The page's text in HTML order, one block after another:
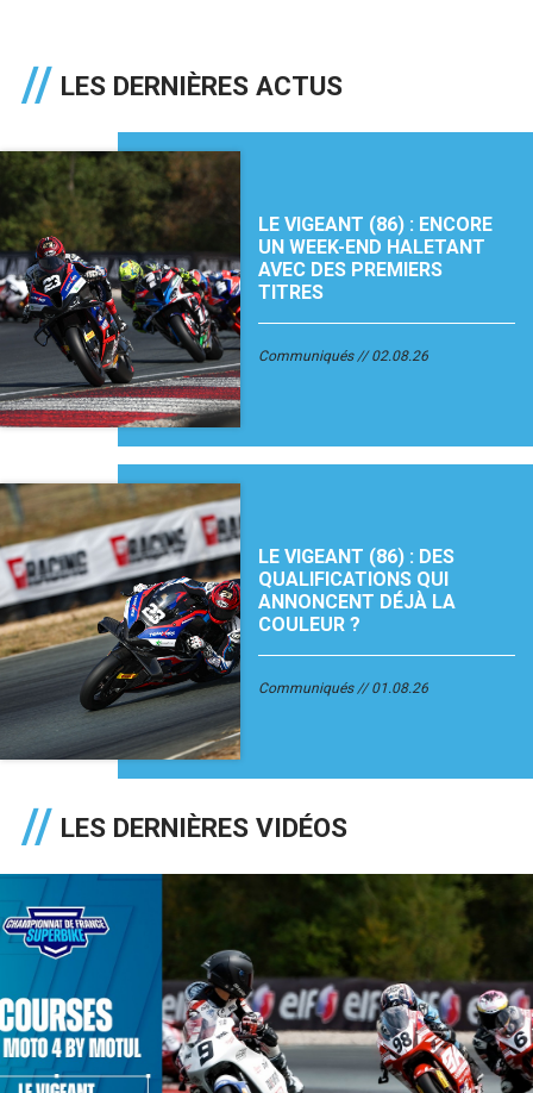
LES DERNIÈRES ACTUS
LE VIGEANT (86) : ENCORE
UN WEEK-END HALETANT
AVEC DES PREMIERS
TITRES
Communiqués 02.08.26
LE VIGEANT (86) : DES
QUALIFICATIONS QUI
ANNONCENT DÉJÀ LA
COULEUR ?
Communiqués 01.08.26
LES DERNIÈRES VIDÉOS